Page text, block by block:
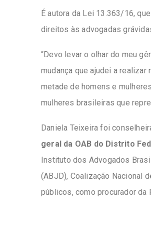
É autora da Lei 13.363/16,
direitos às advogadas
“Devo levar o olhar do meu
mudança que ajudei a
metade de homens e
mulheres brasileiras que
Daniela Teixeira foi
geral da OAB do Distrito
Instituto dos Advogados
(ABJD), Coalização Nacional
públicos, como procurador da